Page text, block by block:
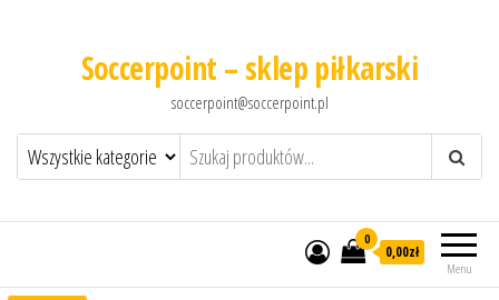
Soccerpoint – sklep piłkarski
soccerpoint@soccerpoint.pl
Menu
0
0,00zł